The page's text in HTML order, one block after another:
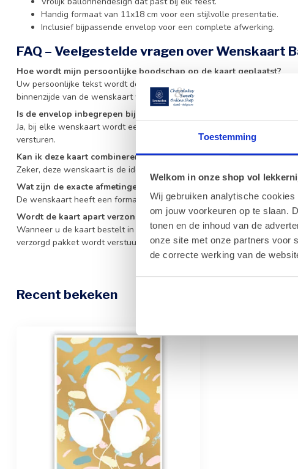
Toestemming
Welkom in onze shop vol
Wij gebruiken analytische
om jouw voorkeuren op te slaan.
tonen en de inhoud van de
onze site met onze partners voor
de correcte werking van de
Handig formaat van 11x18 cm voor een stijlvolle presentatie.
Inclusief bijpassende envelop voor een complete afwerking.
FAQ – Veelgestelde vragen over Wenskaart
Hoe wordt mijn persoonlijke boodschap op de kaart geplaatst?
Uw persoonlijke tekst wordt door ons zorgvuldig getypt en op een
binnenzijde van de wenskaart wordt bevestigd.
Is de envelop inbegrepen bij de wenskaart?
Ja, bij elke wenskaart wordt een bijpassende envelop geleverd, zodat
versturen.
Kan ik deze kaart combineren met andere geschenken?
Zeker, deze wenskaart is de ideale aanvulling op al onze
Wat zijn de exacte afmetingen van de kaart?
De wenskaart heeft een formaat van 11x18 cm, wat een ideaal
Wordt de kaart apart verzonden?
Wanneer u de kaart bestelt in combinatie met andere producten,
verzorgd pakket wordt verstuurd.
Recent bekeken